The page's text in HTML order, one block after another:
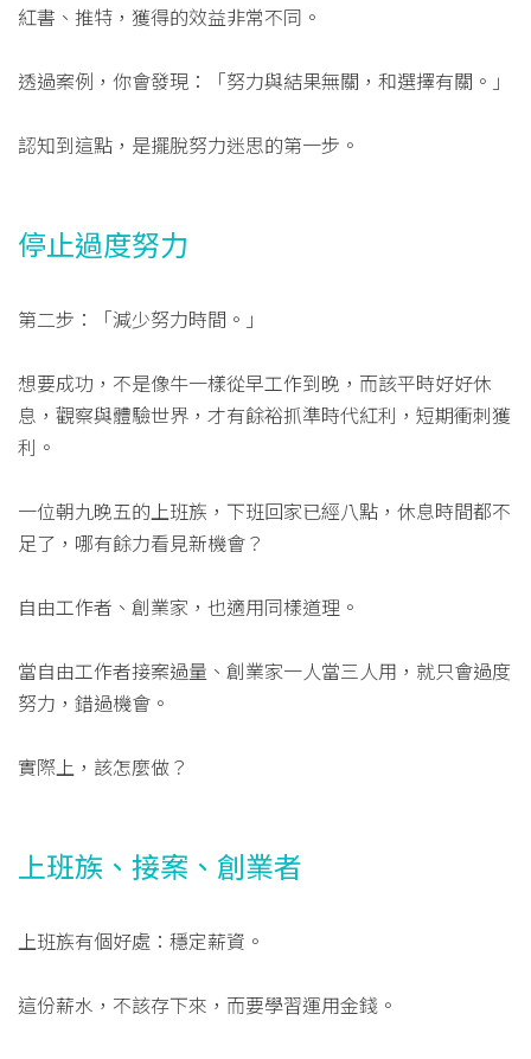
紅書、推特，獲得的效益非常不同。
透過案例，你會發現：「努力與結果無關，和選擇有關。」
認知到這點，是擺脫努力迷思的第一步。
停止過度努力
第二步：「減少努力時間。」
想要成功，不是像牛一樣從早工作到晚，而該平時好好休
息，觀察與體驗世界，才有餘裕抓準時代紅利，短期衝刺獲
利。
一位朝九晚五的上班族，下班回家已經八點，休息時間都不
足了，哪有餘力看見新機會？
自由工作者、創業家，也適用同樣道理。
當自由工作者接案過量、創業家一人當三人用，就只會過度
努力，錯過機會。
實際上，該怎麼做？
上班族、接案、創業者
上班族有個好處：穩定薪資。
這份薪水，不該存下來，而要學習運用金錢。